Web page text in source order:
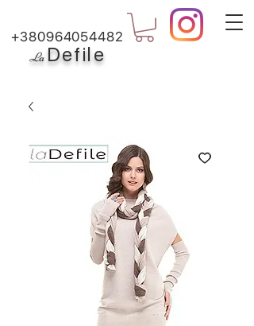
La Defile
+380964054482